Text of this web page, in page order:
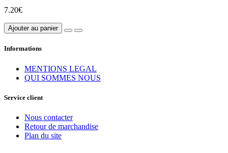
7.20€
Ajouter au panier
Informations
MENTIONS LEGAL
QUI SOMMES NOUS
Service client
Nous contacter
Retour de marchandise
Plan du site